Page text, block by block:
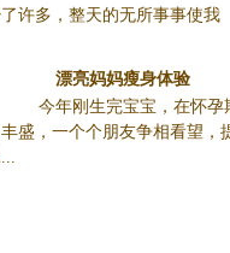
让我化茧成蝶重塑信心的小秘
量也比以前少了许多，整天的无
所事事使我开...